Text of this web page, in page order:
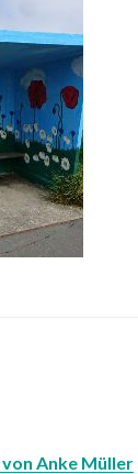
Anke Müller